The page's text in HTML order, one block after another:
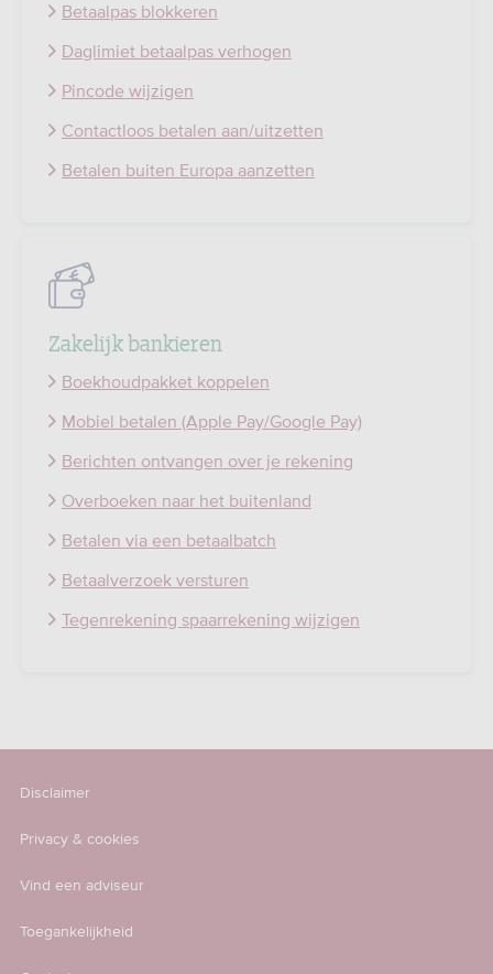
Betaalpas blokkeren
Daglimiet betaalpas verhogen
Pincode wijzigen
Contactloos betalen aan/uitzetten
Betalen buiten Europa aanzetten
Zakelijk bankieren
Boekhoudpakket koppelen
Mobiel betalen (Apple Pay/Google Pay)
Berichten ontvangen over je rekening
Overboeken naar het buitenland
Betalen via een betaalbatch
Betaalverzoek versturen
Tegenrekening spaarrekening wijzigen
Disclaimer
Privacy & cookies
Vind een adviseur
Toegankelijkheid